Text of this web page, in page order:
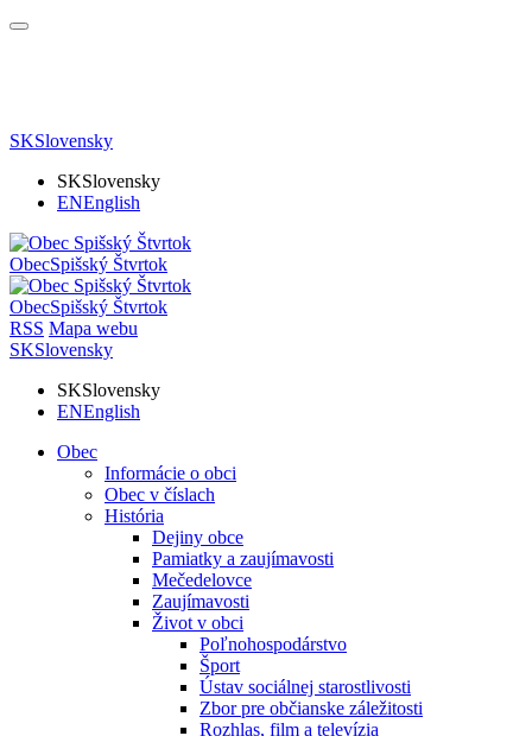
SKSlovensky
SKSlovensky
ENEnglish
ObecSpišský Štvrtok
ObecSpišský Štvrtok
RSS Mapa webu
SKSlovensky
SKSlovensky
ENEnglish
Obec
Informácie o obci
Obec v číslach
História
Dejiny obce
Pamiatky a zaujímavosti
Mečedelovce
Zaujímavosti
Život v obci
Poľnohospodárstvo
Šport
Ústav sociálnej starostlivosti
Zbor pre občianske záležitosti
Rozhlas, film a televízia